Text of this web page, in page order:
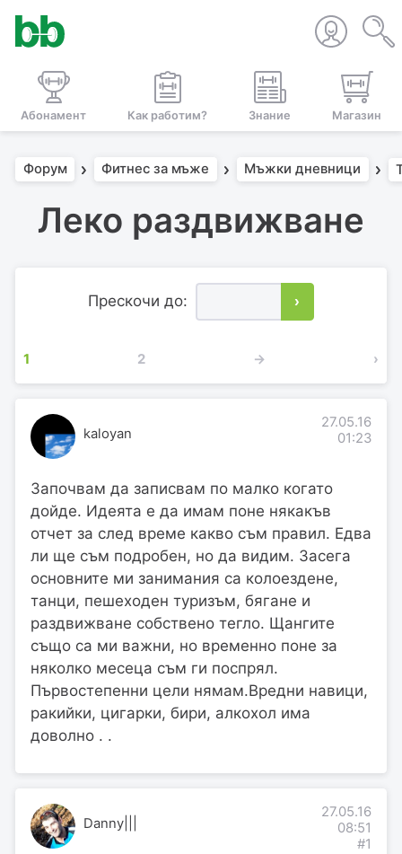
Абонамент Как работим? Знание Магазин
Форум Фитнес за мъже Мъжки дневници
Леко раздвижване
Прескочи до: ›
1 2 → ›
kaloyan
27.05.16
01:23
Започвам да записвам по малко когато
дойде. Идеята е да имам поне някакъв
отчет за след време какво съм правил. Едва
ли ще съм подробен, но да видим. Засега
основните ми занимания са колоездене,
танци, пешеходен туризъм, бягане и
раздвижване собствено тегло. Щангите
също са ми важни, но временно поне за
няколко месеца съм ги поспрял.
Първостепенни цели нямам.Вредни навици,
ракийки, цигарки, бири, алкохол има
доволно . .
Danny|||
27.05.16
08:51
#1